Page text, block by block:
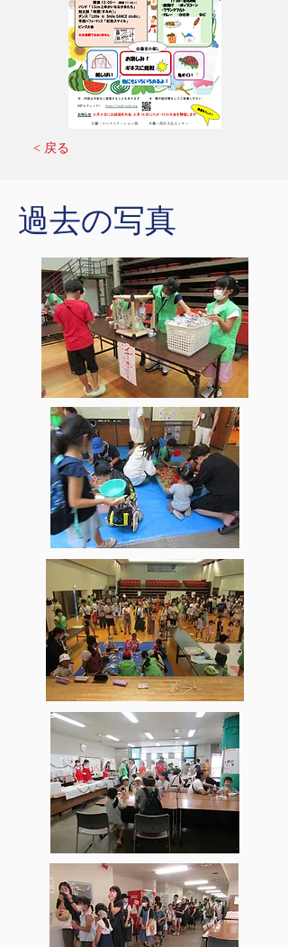
< 戻る
​過去の写真